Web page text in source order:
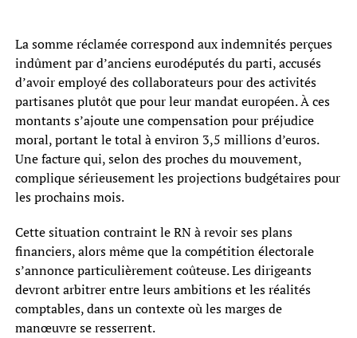
La somme réclamée correspond aux indemnités perçues
indûment par d’anciens eurodéputés du parti, accusés
d’avoir employé des collaborateurs pour des activités
partisanes plutôt que pour leur mandat européen. À ces
montants s’ajoute une compensation pour préjudice
moral, portant le total à environ 3,5 millions d’euros.
Une facture qui, selon des proches du mouvement,
complique sérieusement les projections budgétaires pour
les prochains mois.
Cette situation contraint le RN à revoir ses plans
financiers, alors même que la compétition électorale
s’annonce particulièrement coûteuse. Les dirigeants
devront arbitrer entre leurs ambitions et les réalités
comptables, dans un contexte où les marges de
manœuvre se resserrent.